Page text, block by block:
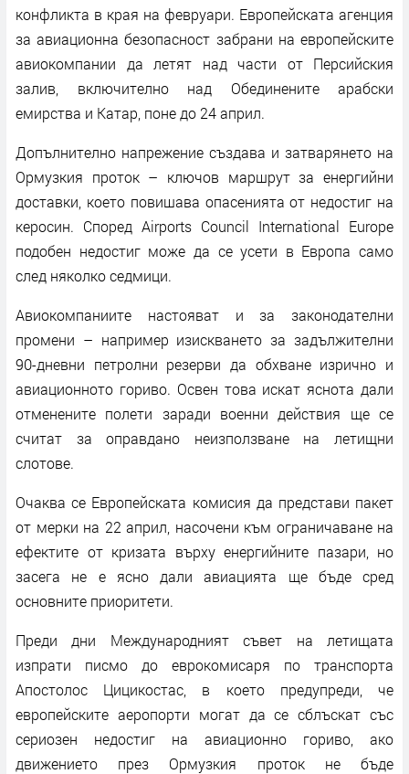
конфликта в края на февруари. Европейската агенция
за авиационна безопасност забрани на европейските
авиокомпании да летят над части от Персийския
залив, включително над Обединените арабски
емирства и Катар, поне до 24 април.
Допълнително напрежение създава и затварянето на
Ормузкия проток – ключов маршрут за енергийни
доставки, което повишава опасенията от недостиг на
керосин. Според Airports Council International Europe
подобен недостиг може да се усети в Европа само
след няколко седмици.
Авиокомпаниите настояват и за законодателни
промени – например изискването за задължителни
90-дневни петролни резерви да обхване изрично и
авиационното гориво. Освен това искат яснота дали
отменените полети заради военни действия ще се
считат за оправдано неизползване на летищни
слотове.
Очаква се Европейската комисия да представи пакет
от мерки на 22 април, насочени към ограничаване на
ефектите от кризата върху енергийните пазари, но
засега не е ясно дали авиацията ще бъде сред
основните приоритети.
Преди дни Международният съвет на летищата
изпрати писмо до еврокомисаря по транспорта
Апостолос Цицикостас, в което предупреди, че
европейските аеропорти могат да се сблъскат със
сериозен недостиг на авиационно гориво, ако
движението през Ормузкия проток не бъде